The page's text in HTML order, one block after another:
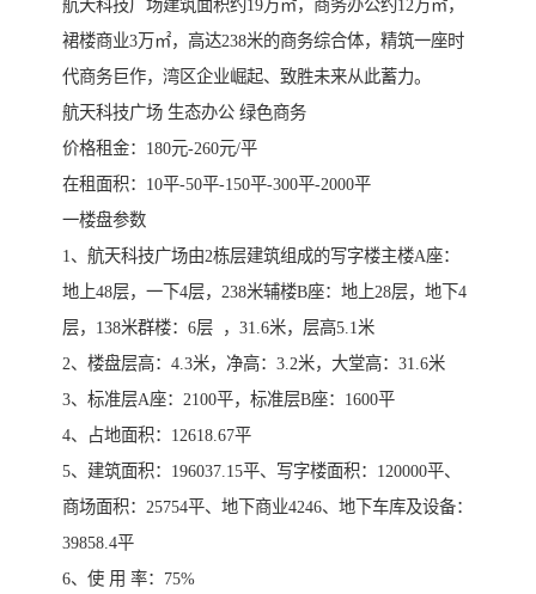
航天科技广场建筑面积约19万㎡，商务办公约12万㎡，
裙楼商业3万㎡，高达238米的商务综合体，精筑一座时
代商务巨作，湾区企业崛起、致胜未来从此蓄力。
航天科技广场 生态办公 绿色商务
价格租金：180元-260元/平
在租面积：10平-50平-150平-300平-2000平
一楼盘参数
1、航天科技广场由2栋层建筑组成的写字楼主楼A座：
地上48层，一下4层，238米辅楼B座：地上28层，地下4
层，138米群楼：6层 ，31.6米，层高5.1米
2、楼盘层高：4.3米，净高：3.2米，大堂高：31.6米
3、标准层A座：2100平，标准层B座：1600平
4、占地面积：12618.67平
5、建筑面积：196037.15平、写字楼面积：120000平、
商场面积：25754平、地下商业4246、地下车库及设备：
39858.4平
6、使 用 率：75%